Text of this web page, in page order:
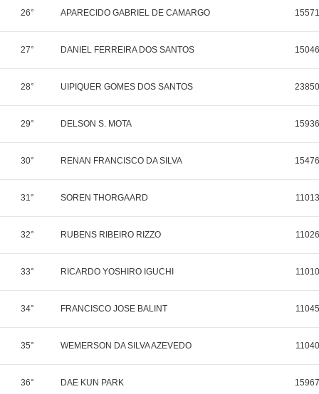
26° APARECIDO GABRIEL DE CAMARGO
27° DANIEL FERREIRA DOS SANTOS
28° UIPIQUER GOMES DOS SANTOS
29° DELSON S. MOTA
30° RENAN FRANCISCO DA SILVA
31° SOREN THORGAARD
32° RUBENS RIBEIRO RIZZO
33° RICARDO YOSHIRO IGUCHI
34° FRANCISCO JOSE BALINT
35° WEMERSON DA SILVA AZEVEDO
36° DAE KUN PARK